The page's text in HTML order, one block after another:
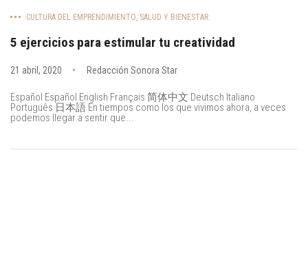
CULTURA DEL EMPRENDIMIENTO SALUD Y BIENESTAR
5 ejercicios para estimular tu creatividad
21 abril, 2020 Redacción Sonora Star
Español Español English Français 简体中文 Deutsch Italiano
Português 日本語 En tiempos como los que vivimos ahora, a veces
podemos llegar a sentir que...